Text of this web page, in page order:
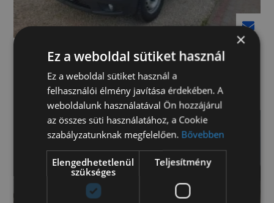
Renault Master L3H1P3 4332mm kisteherautó
145 doka plató (3445)
Kérje értékesítőnk ajánlatát!
×
Ez a weboldal sütiket használ
Ez a weboldal sütiket használ a
felhasználói élmény javítása érdekében. A
weboldalunk használatával Ön hozzájárul
az összes süti használatához, a Cookie
szabályzatunknak megfelelően. Bővebben
Elengedhetetlenül
szükséges
Teljesítmény